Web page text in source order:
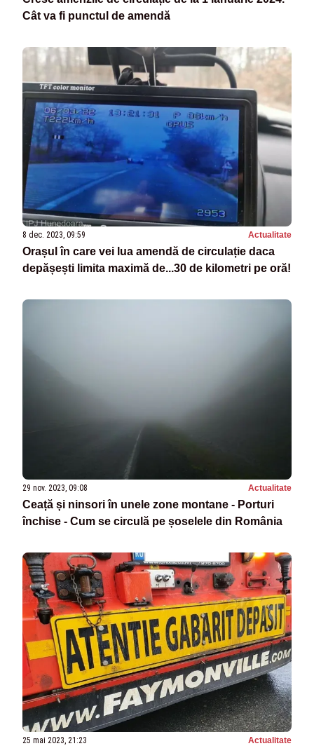
Cât va fi punctul de amendă
8 dec. 2023, 09:59 Actualitate
Orașul în care vei lua amendă de circulație daca
depășești limita maximă de...30 de kilometri pe oră!
29 nov. 2023, 09:08 Actualitate
Ceață și ninsori în unele zone montane - Porturi
închise - Cum se circulă pe șoselele din România
25 mai 2023, 21:23 Actualitate